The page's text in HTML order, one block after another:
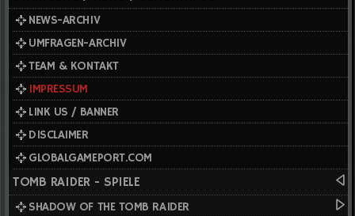
NEWS-ARCHIV
UMFRAGEN-ARCHIV
TEAM & KONTAKT
IMPRESSUM
LINK US / BANNER
DISCLAIMER
GLOBALGAMEPORT.COM
TOMB RAIDER - SPIELE
SHADOW OF THE TOMB RAIDER